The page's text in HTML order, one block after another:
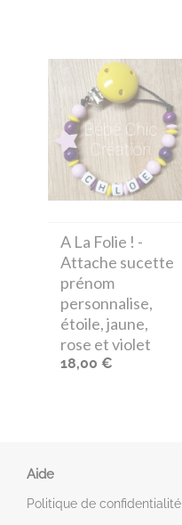
A La Folie ! -
Attache sucette
prénom
personnalise,
étoile, jaune,
rose et violet
18,00 €
Aide
Politique de confidentialité